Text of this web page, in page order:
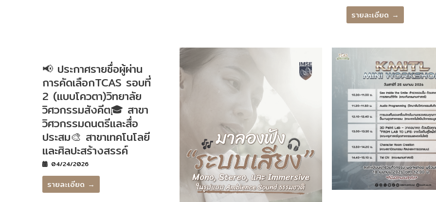
รายละเอียด →
📢 ประกาศรายชื่อผู้ผ่าน
การคัดเลือกTCAS รอบที่
2 (แบบโควตา)วิทยาลัย
วิศวกรรมสังคีต🎓 สาขา
วิศวกรรมดนตรีและสื่อ
ประสม🎨 สาขาเทคโนโลยี
และศิลปะสร้างสรรค์
04/24/2026
รายละเอียด →